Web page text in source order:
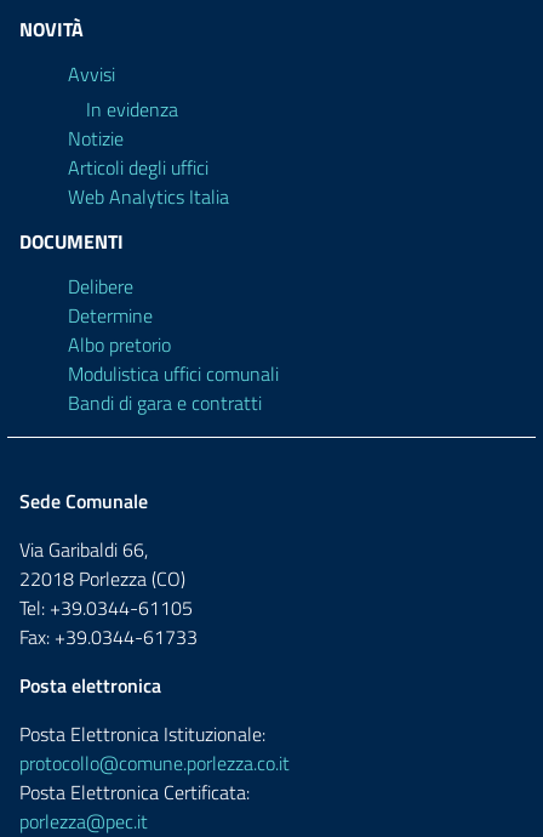
NOVITÀ
Avvisi
In evidenza
Notizie
Articoli degli uffici
Web Analytics Italia
DOCUMENTI
Delibere
Determine
Albo pretorio
Modulistica uffici comunali
Bandi di gara e contratti
Sede Comunale
Via Garibaldi 66,
22018 Porlezza (CO)
Tel: +39.0344-61105
Fax: +39.0344-61733
Posta elettronica
Posta Elettronica Istituzionale:
protocollo@comune.porlezza.co.it
Posta Elettronica Certificata:
porlezza@pec.it